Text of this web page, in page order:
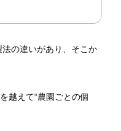
の違いがあり、そこか
越えて“農園ごとの個